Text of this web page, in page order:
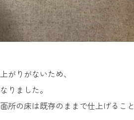
がりがないため、
りました。
所の床は既存のままで仕上げること